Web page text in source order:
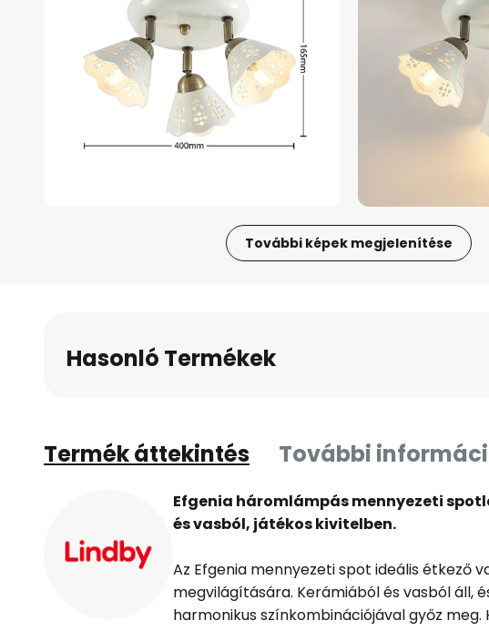
További képek megjelenítése
Hasonló Termékek
Termék áttekintés További
Efgenia háromlámpás mennyezeti
és vasból, játékos kivitelben.
Az Efgenia mennyezeti spot ideális étkező
megvilágítására. Kerámiából és vasból áll,
harmonikus színkombinációjával győz